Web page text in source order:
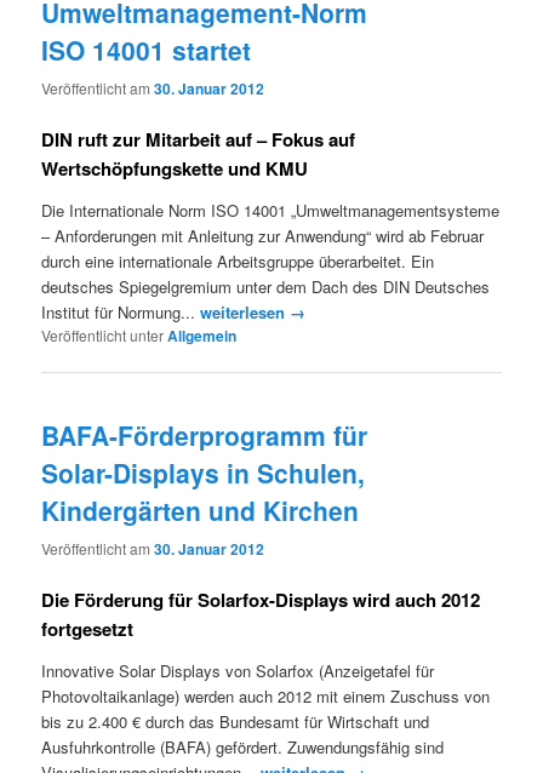
Umweltmanagement-Norm
ISO 14001 startet
Veröffentlicht am30. Januar 2012
DIN ruft zur Mitarbeit auf – Fokus auf
Wertschöpfungskette und KMU
Die Internationale Norm ISO 14001 „Umweltmanagementsysteme
– Anforderungen mit Anleitung zur Anwendung“ wird ab Februar
durch eine internationale Arbeitsgruppe überarbeitet. Ein
deutsches Spiegelgremium unter dem Dach des DIN Deutsches
Institut für Normung...weiterlesen →
Veröffentlicht unterAllgemein
BAFA-Förderprogramm für
Solar-Displays in Schulen,
Kindergärten und Kirchen
Veröffentlicht am30. Januar 2012
Die Förderung für Solarfox-Displays wird auch 2012
fortgesetzt
Innovative Solar Displays von Solarfox (Anzeigetafel für
Photovoltaikanlage) werden auch 2012 mit einem Zuschuss von
bis zu 2.400 € durch das Bundesamt für Wirtschaft und
Ausfuhrkontrolle (BAFA) gefördert. Zuwendungsfähig sind